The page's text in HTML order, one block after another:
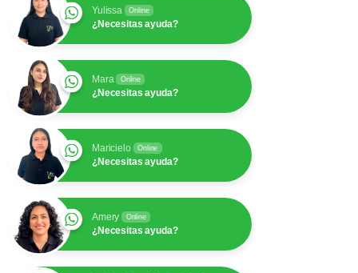
Yulissa Online
¿Necesitas ayuda?
Mara Online
¿Necesitas ayuda?
Maricielo Online
¿Necesitas ayuda?
Amery Online
¿Necesitas ayuda?